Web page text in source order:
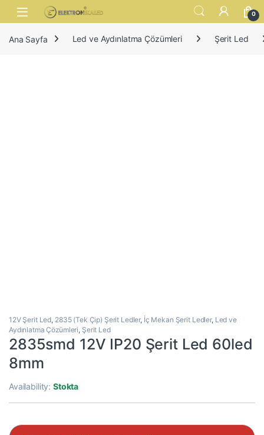
Skip to navigation
Skip to content
Open 0
Ana Sayfa Led ve Aydınlatma Çözümleri Şerit Led
12V Şerit Led, 2835 (Tek Çip) Şerit Ledler, İç Mekan Şerit Ledler, Led ve
Aydınlatma Çözümleri, Şerit Led
2835smd 12V IP20 Şerit Led 60led
8mm
Availability:Stokta